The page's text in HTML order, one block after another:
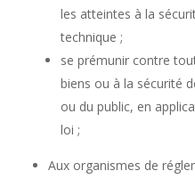
les atteintes à la
technique ;
se prémunir contre
biens ou à la sécurité
ou du public, en
loi ;
Aux organismes de